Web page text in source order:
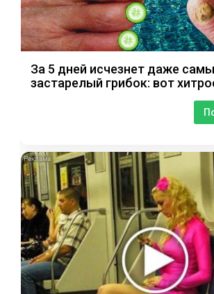
За 5 дней исчезнет даже
застарелый грибок: вот